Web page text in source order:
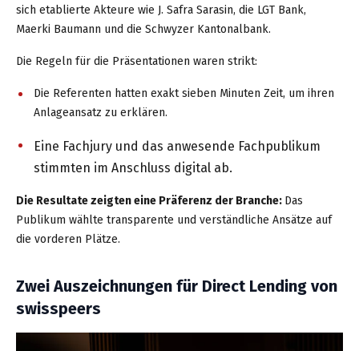
sich etablierte Akteure wie J. Safra Sarasin, die LGT Bank,
Maerki Baumann und die Schwyzer Kantonalbank.
Die Regeln für die Präsentationen waren strikt:
Die Referenten hatten exakt sieben Minuten Zeit, um ihren
Anlageansatz zu erklären.
Eine Fachjury und das anwesende Fachpublikum
stimmten im Anschluss digital ab.
Die Resultate zeigten eine Präferenz der Branche: Das
Publikum wählte transparente und verständliche Ansätze auf
die vorderen Plätze.
Zwei Auszeichnungen für Direct Lending von
swisspeers